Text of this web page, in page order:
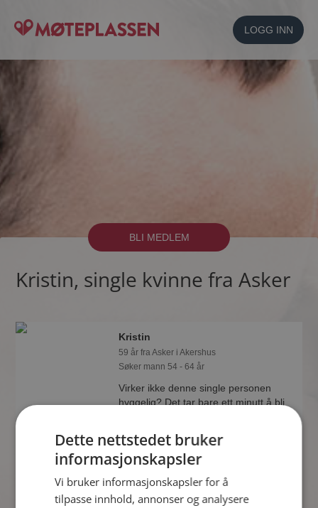
LOGG INN
BLI MEDLEM
Kristin, single kvinne fra Asker
Kristin
59 år fra Asker i Akershus
Søker mann 54 - 64 år
Virker ikke denne single personen
hyggelig? Det tar bare ett minutt å bli
Dette nettstedet bruker
informasjonskapsler
Vi bruker informasjonskapsler for å
tilpasse innhold, annonser og analysere